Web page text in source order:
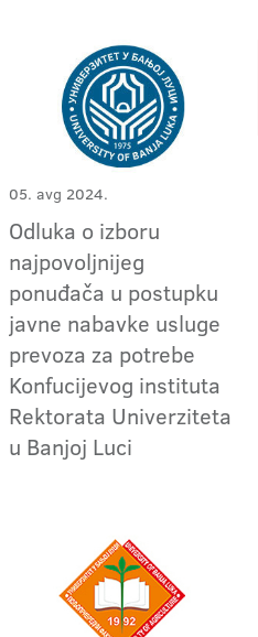
05. avg 2024.
Odluka o izboru
najpovoljnijeg
ponuđača u postupku
javne nabavke usluge
prevoza za potrebe
Konfucijevog instituta
Rektorata Univerziteta
u Banjoj Luci